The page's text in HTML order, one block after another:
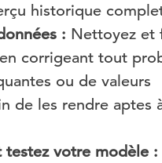
historique
: Nettoyez et
corrigeant tout
ou de valeurs
de les rendre aptes
testez votre modèle :